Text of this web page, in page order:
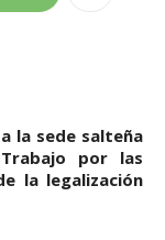
la sede salteña
por las
la legalización